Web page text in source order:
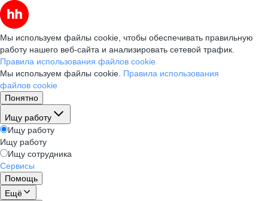
Мы используем файлы cookie, чтобы обеспечивать правильную
работу нашего веб-сайта и анализировать сетевой трафик.
Правила использования файлов cookie
Мы используем файлы cookie. Правила использования
файлов cookie
Понятно
Ищу работу
Ищу работу
Ищу работу
Ищу сотрудника
Сервисы
Помощь
Ещё